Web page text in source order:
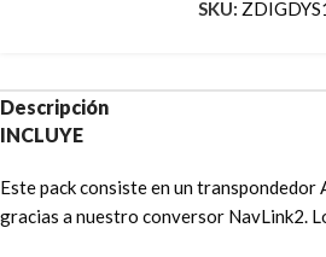
SKU:
Descripción
INCLUYE
Este pack consiste en un
gracias a nuestro conversor NavLink2.